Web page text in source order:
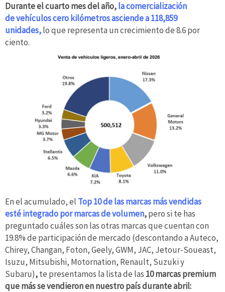
Durante el cuarto mes del año,la comercialización
de vehículos cero kilómetros asciende a 118,859
unidades,lo que representa un crecimiento de 8.6 por
ciento.
En el acumulado, el Top 10 de las marcas más vendidas
esté integrado por marcas de volumen,pero si te has
preguntado cuáles son las otras marcas que cuentan con
19.8% de participación de mercado (descontando a Auteco,
Chirey, Changan, Foton, Geely, GWM, JAC, Jetour-Soueast,
Isuzu, Mitsubishi, Motornation, Renault, Suzuki y
Subaru),te presentamos la lista de las 10 marcas premium
que más se vendieron en nuestro país durante abril: